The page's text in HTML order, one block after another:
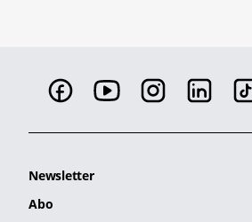
Newsletter
Abo